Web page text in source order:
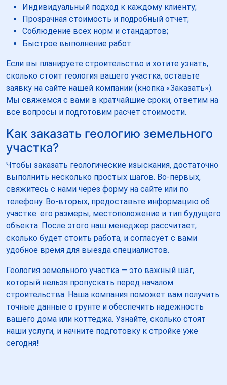
Индивидуальный подход к каждому клиенту;
Прозрачная стоимость и подробный отчет;
Соблюдение всех норм и стандартов;
Быстрое выполнение работ.
Если вы планируете строительство и хотите узнать,
сколько стоит геология вашего участка, оставьте
заявку на сайте нашей компании (кнопка «Заказать»).
Мы свяжемся с вами в кратчайшие сроки, ответим на
все вопросы и подготовим расчет стоимости.
Как заказать геологию земельного
участка?
Чтобы заказать геологические изыскания, достаточно
выполнить несколько простых шагов. Во-первых,
свяжитесь с нами через форму на сайте или по
телефону. Во-вторых, предоставьте информацию об
участке: его размеры, местоположение и тип будущего
объекта. После этого наш менеджер рассчитает,
сколько будет стоить работа, и согласует с вами
удобное время для выезда специалистов.
Геология земельного участка — это важный шаг,
который нельзя пропускать перед началом
строительства. Наша компания поможет вам получить
точные данные о грунте и обеспечить надежность
вашего дома или коттеджа. Узнайте, сколько стоят
наши услуги, и начните подготовку к стройке уже
сегодня!